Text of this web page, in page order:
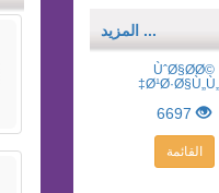
... المزيد
ÙˆØ§Ø­Ø©
6697
القائمة